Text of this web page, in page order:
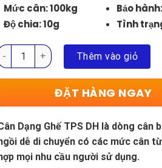
Mức cân: 100kg
Độ chia: 10g
Bảo
Tình
Dạng Ghế TPS DH số lượng
Thêm vào giỏ
ĐẶT HÀNG NGAY
Dạng Ghế TPS DH là dòng cân
dễ di chuyển có các mức cân
mọi nhu cầu người sử dụng.